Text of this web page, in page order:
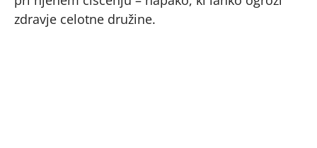
zdravje celotne družine.